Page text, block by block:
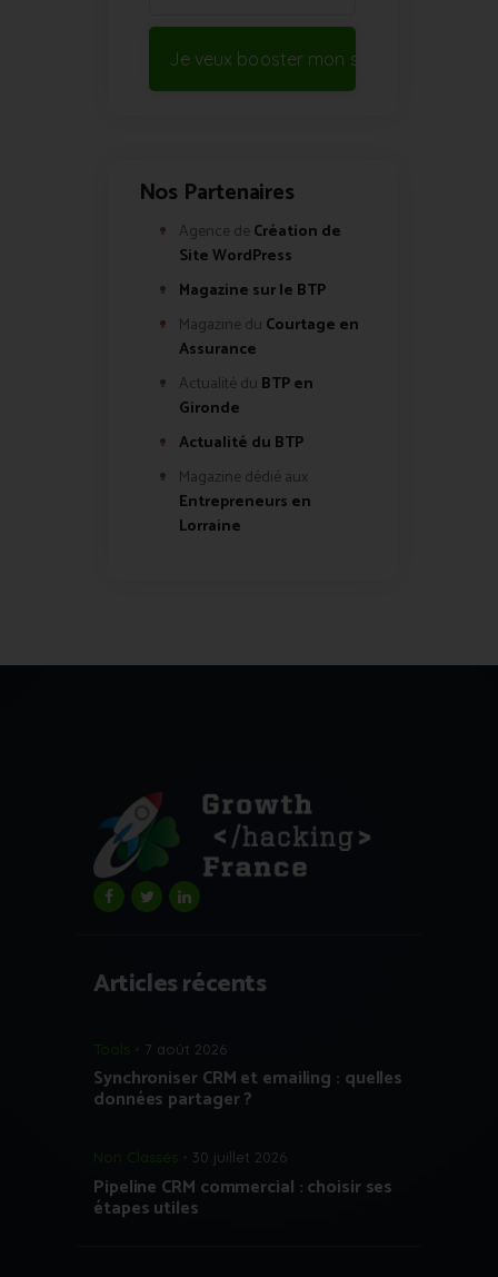
Je veux booster mon site !
Nos Partenaires
Agence de Création de
Site WordPress
Magazine sur le BTP
Magazine du Courtage en
Assurance
Actualité du BTP en
Gironde
Actualité du BTP
Magazine dédié aux
Entrepreneurs en
Lorraine
Articles récents
Tools 7 août 2026
Synchroniser CRM et emailing : quelles
données partager ?
Non Classés 30 juillet 2026
Pipeline CRM commercial : choisir ses
étapes utiles